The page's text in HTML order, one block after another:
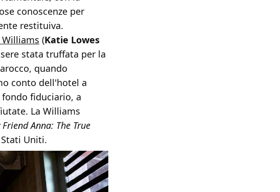
conoscenze per
restituiva.
Williams (Katie Lowes
stata truffata per la
quando
conto dell'hotel a
fiduciario, a
La Williams
Friend Anna: The True
Uniti.